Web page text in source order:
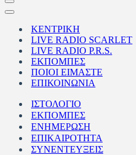
Μενού
πλοήγησης
Μενού
πλοήγησηςΚΕΝΤΡΙΚΗ
LIVE RADIO SCARLET
LIVE RADIO P.R.S.
ΕΚΠΟΜΠΕΣ
ΠΟΙΟΙ ΕΙΜΑΣΤΕ
ΕΠΙΚΟΙΝΩΝΙΑ
ΙΣΤΟΛΟΓΙΟ
ΕΚΠΟΜΠΕΣ
ΕΝΗΜΕΡΩΣΗ
ΕΠΙΚΑΙΡΟΤΗΤΑ
ΣΥΝΕΝΤΕΥΞΕΙΣ